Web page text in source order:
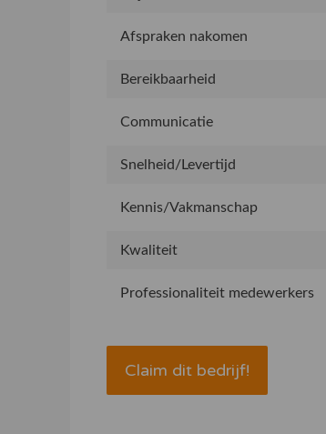
Afspraken nakomen
Bereikbaarheid
Communicatie
Snelheid/Levertijd
Kennis/Vakmanschap
Kwaliteit
Professionaliteit medewerkers
Claim dit bedrijf!